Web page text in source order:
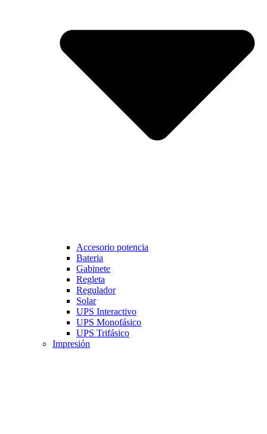
Accesorio potencia
Bateria
Gabinete
Regleta
Regulador
Solar
UPS Interactivo
UPS Monofásico
UPS Trifásico
Impresión